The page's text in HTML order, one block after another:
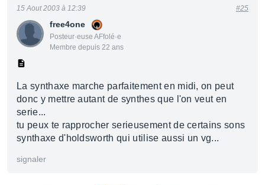
free4one
Posteur·euse AFfolé·e
Membre depuis 22 ans
15 Aout 2003 à 12:39 #25
La synthaxe marche parfaitement en midi, on peut
donc y mettre autant de synthes que l'on veut en
serie...
tu peux te rapprocher serieusement de certains sons
synthaxe d'holdsworth qui utilise aussi un vg...
signaler